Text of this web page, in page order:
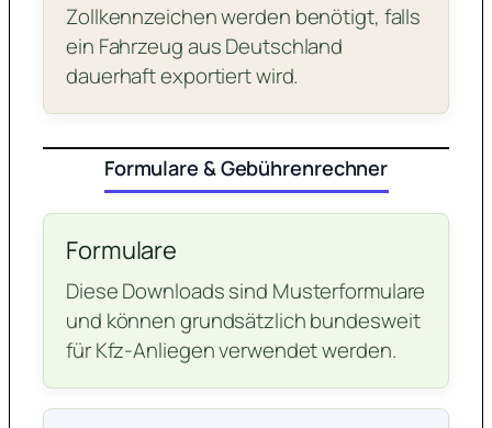
Zollkennzeichen werden benötigt, falls
ein Fahrzeug aus Deutschland
dauerhaft exportiert wird.
Formulare & Gebührenrechner
Formulare
Diese Downloads sind Musterformulare
und können grundsätzlich bundesweit
für Kfz-Anliegen verwendet werden.